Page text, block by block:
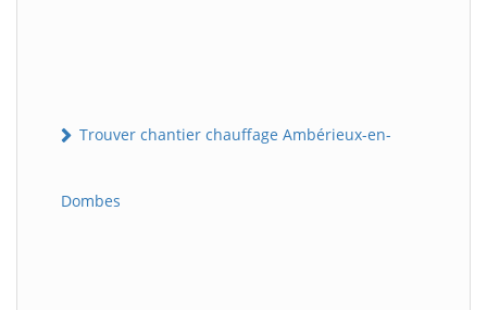
Trouver chantier chauffage Ambérieux-en-
Dombes